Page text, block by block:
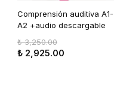
Comprensión auditiva A1-
A2 +audio descargable
₺ 3,250.00
₺ 2,925.00